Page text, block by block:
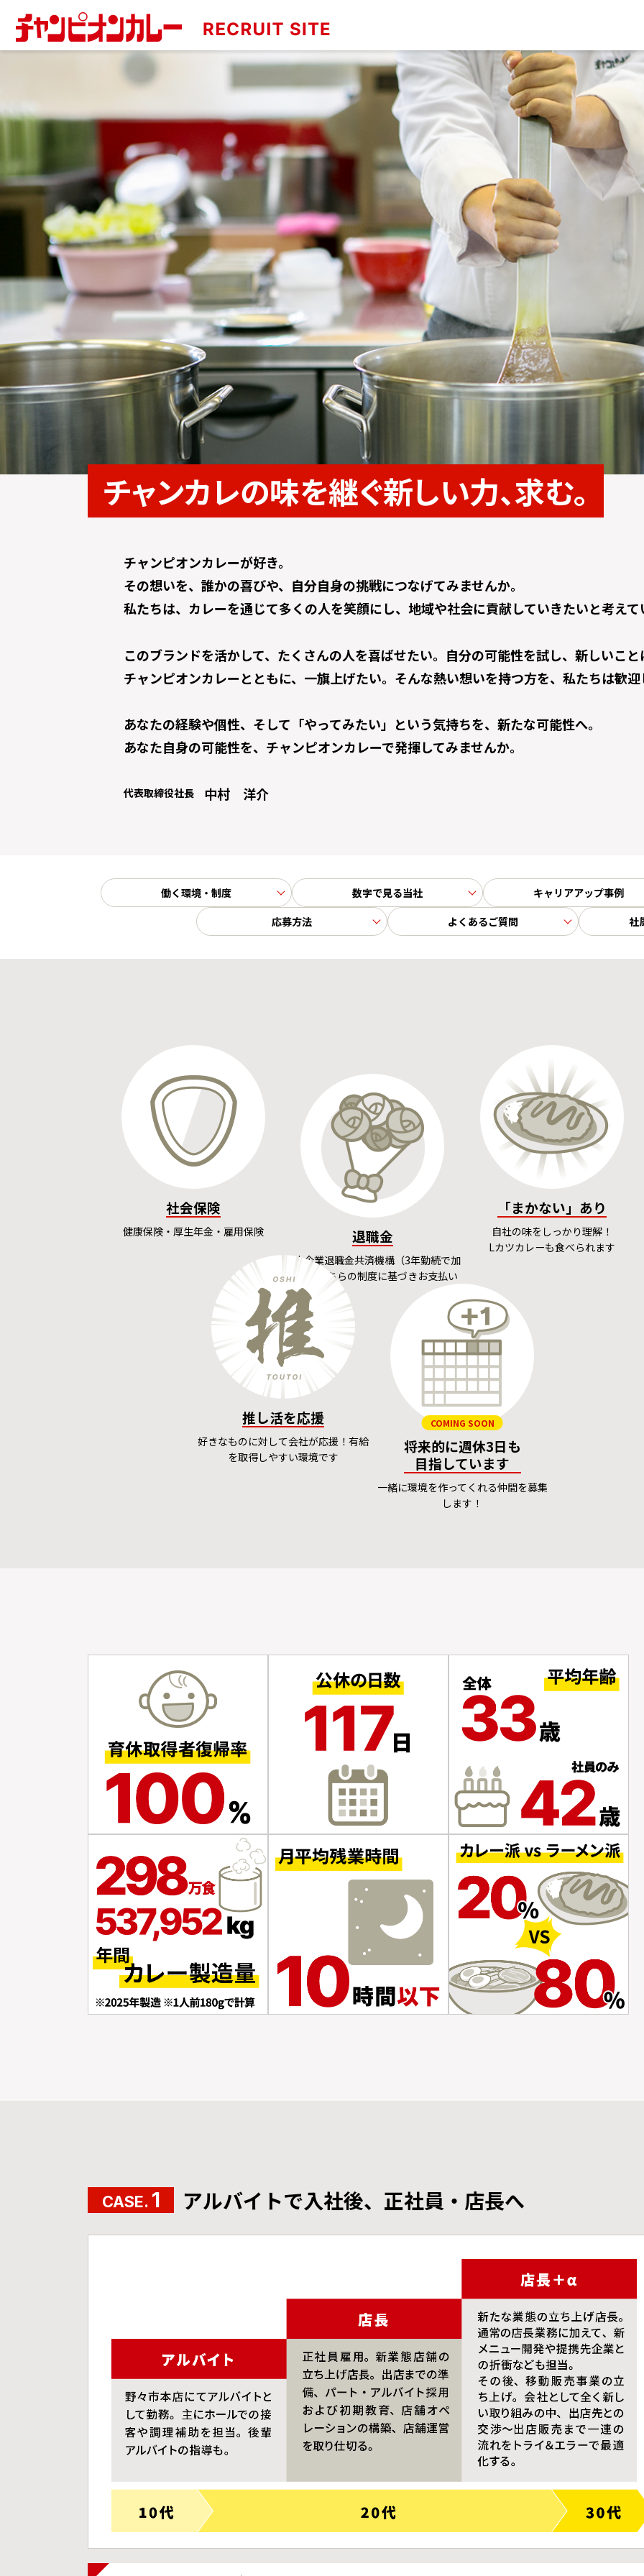
チャンカレの味を継ぐ新しい力、求む。
チャンピオンカレーが好き。
その想いを、誰かの喜びや、自分自身の挑戦につなげてみませんか。
私たちは、カレーを通じて多くの人を笑顔にし、地域や社会に貢献していきたいと考えて
このブランドを活かして、たくさんの人を喜ばせたい。自分の可能性を試し、新しいこ
チャンピオンカレーとともに、一旗上げたい。そんな熱い想いを持つ方を、私たちは歓迎
あなたの経験や個性、そして「やってみたい」という気持ちを、新たな可能性へ。
あなた自身の可能性を、チャンピオンカレーで発揮してみませんか。
代表取締役社長 中村 洋介
働く環境・制度 数字で見る当社
キャリアアップ事例
応募方法
よくあるご質問 社
社会保険
健康保険・厚生年金・雇用保険 退職金
中小企業退職金共済機構（3年勤続で加
入）、こちらの制度に基づきお支払い
「まかない」あり
自社の味をしっかり理解！
Lカツカレーも食べられます
推し活を応援
好きなものに対して会社が応援！有給
を取得しやすい環境です
COMING SOON
将来的に週休3日も
目指しています
一緒に環境を作ってくれる仲間を募集
します！
CASE. 1 アルバイトで入社後、正社員・ 店長へ